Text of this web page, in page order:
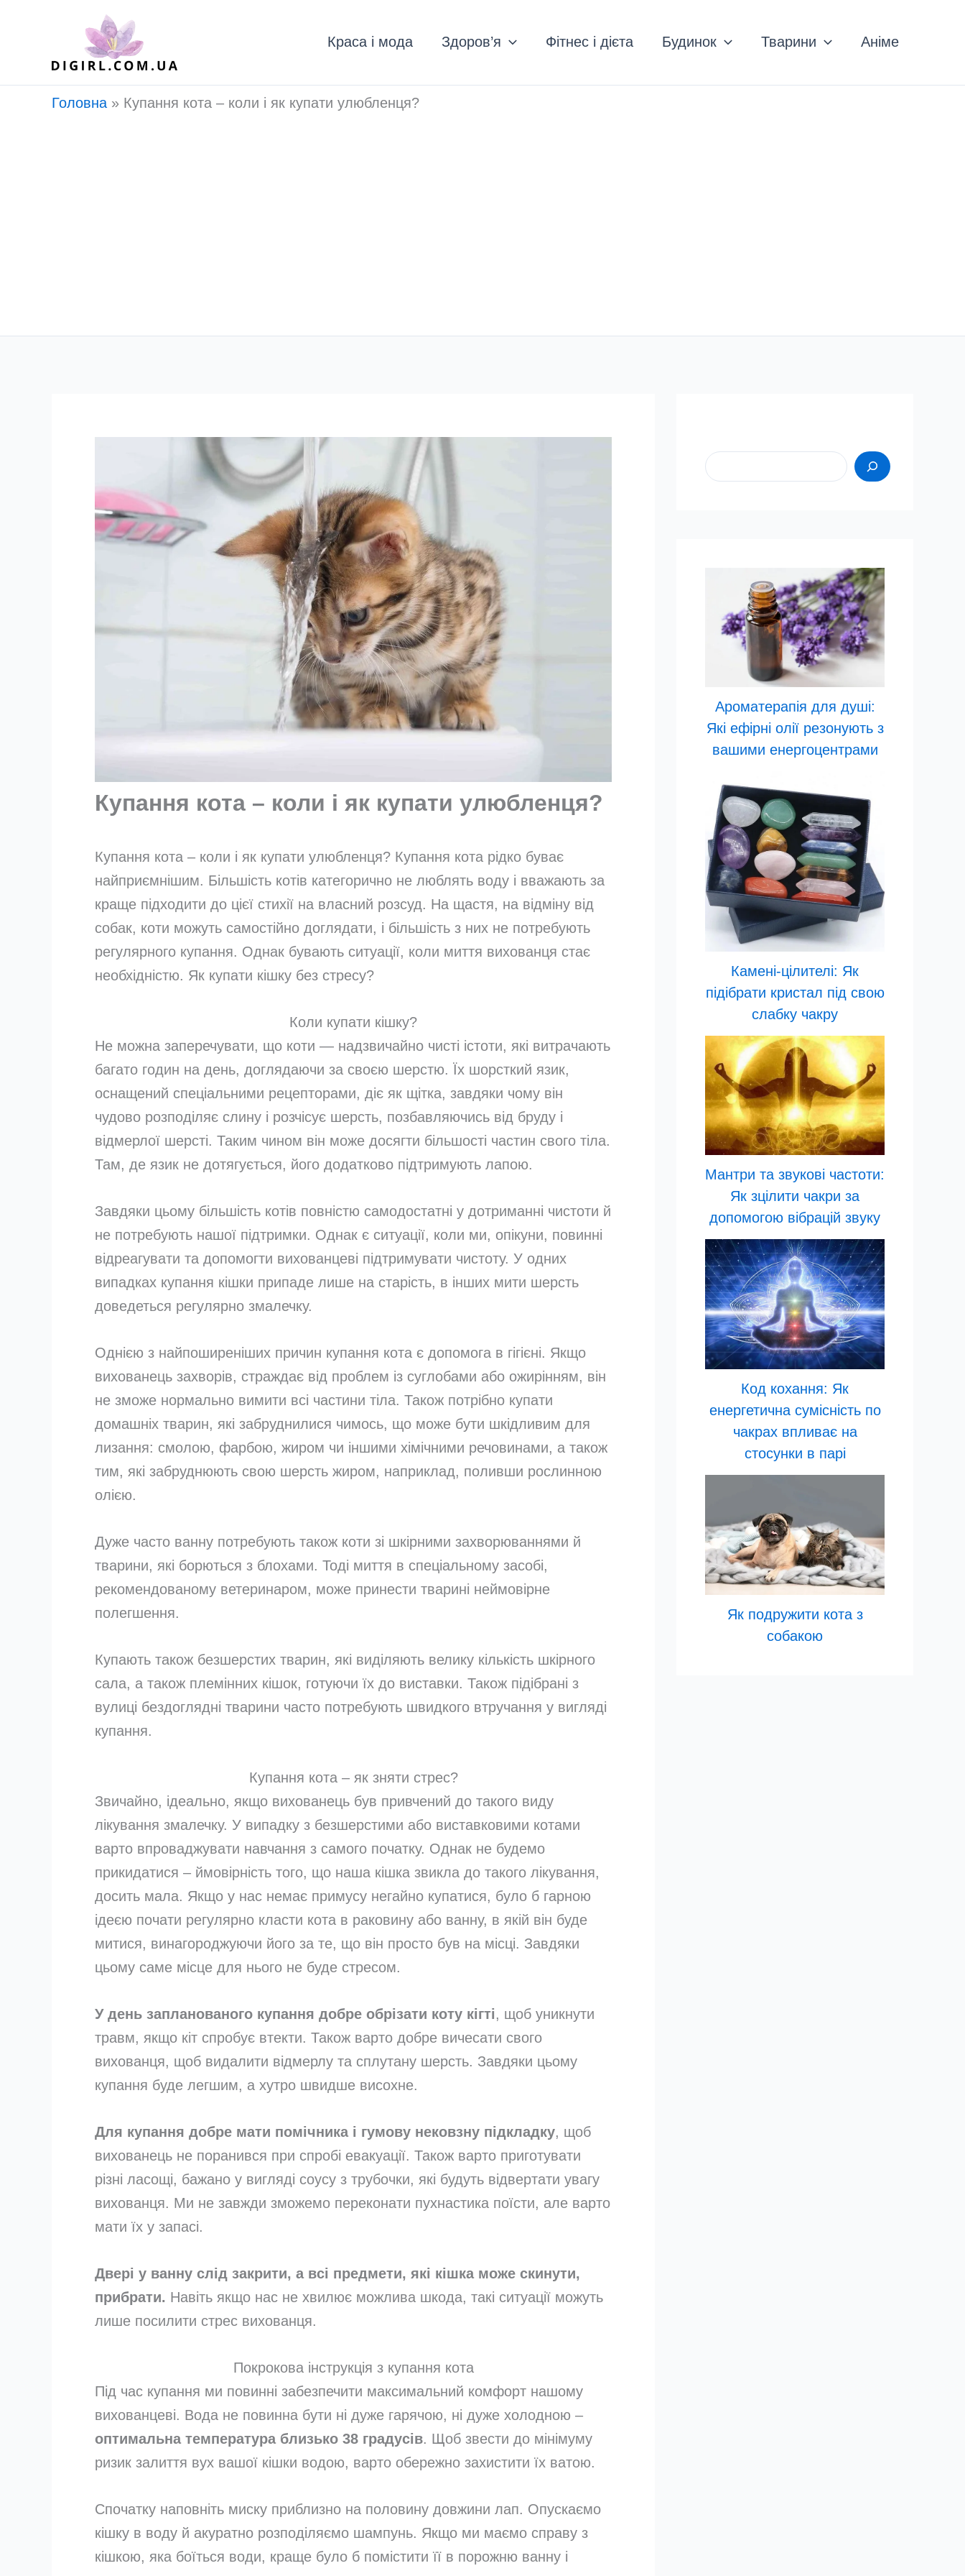
Краса і мода Здоров’я Фітнес і дієта Будинок Тварини Аніме
Головна » Купання кота – коли і як купати улюбленця?
Купання кота – коли і як купати улюбленця?
Купання кота – коли і як купати улюбленця? Купання кота рідко буває
найприємнішим. Більшість котів категорично не люблять воду і вважають за
краще підходити до цієї стихії на власний розсуд. На щастя, на відміну від
собак, коти можуть самостійно доглядати, і більшість з них не потребують
регулярного купання. Однак бувають ситуації, коли миття вихованця стає
необхідністю. Як купати кішку без стресу?
Коли купати кішку?
Не можна заперечувати, що коти — надзвичайно чисті істоти, які витрачають
багато годин на день, доглядаючи за своєю шерстю. Їх шорсткий язик,
оснащений спеціальними рецепторами, діє як щітка, завдяки чому він
чудово розподіляє слину і розчісує шерсть, позбавляючись від бруду і
відмерлої шерсті. Таким чином він може досягти більшості частин свого тіла.
Там, де язик не дотягується, його додатково підтримують лапою.
Завдяки цьому більшість котів повністю самодостатні у дотриманні чистоти й
не потребують нашої підтримки. Однак є ситуації, коли ми, опікуни, повинні
відреагувати та допомогти вихованцеві підтримувати чистоту. У одних
випадках купання кішки припаде лише на старість, в інших мити шерсть
доведеться регулярно змалечку.
Однією з найпоширеніших причин купання кота є допомога в гігієні. Якщо
вихованець захворів, страждає від проблем із суглобами або ожирінням, він
не зможе нормально вимити всі частини тіла. Також потрібно купати
домашніх тварин, які забруднилися чимось, що може бути шкідливим для
лизання: смолою, фарбою, жиром чи іншими хімічними речовинами, а також
тим, які забруднюють свою шерсть жиром, наприклад, поливши рослинною
олією.
Дуже часто ванну потребують також коти зі шкірними захворюваннями й
тварини, які борються з блохами. Тоді миття в спеціальному засобі,
рекомендованому ветеринаром, може принести тварині неймовірне
полегшення.
Купають також безшерстих тварин, які виділяють велику кількість шкірного
сала, а також племінних кішок, готуючи їх до виставки. Також підібрані з
вулиці бездоглядні тварини часто потребують швидкого втручання у вигляді
купання.
Купання кота – як зняти стрес?
Звичайно, ідеально, якщо вихованець був привчений до такого виду
лікування змалечку. У випадку з безшерстими або виставковими котами
варто впроваджувати навчання з самого початку. Однак не будемо
прикидатися – ймовірність того, що наша кішка звикла до такого лікування,
досить мала. Якщо у нас немає примусу негайно купатися, було б гарною
ідеєю почати регулярно класти кота в раковину або ванну, в якій він буде
митися, винагороджуючи його за те, що він просто був на місці. Завдяки
цьому саме місце для нього не буде стресом.
У день запланованого купання добре обрізати коту кігті, щоб уникнути
травм, якщо кіт спробує втекти. Також варто добре вичесати свого
вихованця, щоб видалити відмерлу та сплутану шерсть. Завдяки цьому
купання буде легшим, а хутро швидше висохне.
Для купання добре мати помічника і гумову нековзну підкладку, щоб
вихованець не поранився при спробі евакуації. Також варто приготувати
різні ласощі, бажано у вигляді соусу з трубочки, які будуть відвертати увагу
вихованця. Ми не завжди зможемо переконати пухнастика поїсти, але варто
мати їх у запасі.
Двері у ванну слід закрити, а всі предмети, які кішка може скинути,
прибрати. Навіть якщо нас не хвилює можлива шкода, такі ситуації можуть
лише посилити стрес вихованця.
Покрокова інструкція з купання кота
Під час купання ми повинні забезпечити максимальний комфорт нашому
вихованцеві. Вода не повинна бути ні дуже гарячою, ні дуже холодною –
оптимальна температура близько 38 градусів. Щоб звести до мінімуму
ризик залиття вух вашої кішки водою, варто обережно захистити їх ватою.
Спочатку наповніть миску приблизно на половину довжини лап. Опускаємо
кішку в воду й акуратно розподіляємо шампунь. Якщо ми маємо справу з
кішкою, яка боїться води, краще було б помістити її в порожню ванну і
Ароматерапія для душі:
Які ефірні олії резонують з
вашими енергоцентрами
Камені-цілителі: Як
підібрати кристал під свою
слабку чакру
Мантри та звукові частоти:
Як зцілити чакри за
допомогою вібрацій звуку
Код кохання: Як
енергетична сумісність по
чакрах впливає на
стосунки в парі
Як подружити кота з
собакою